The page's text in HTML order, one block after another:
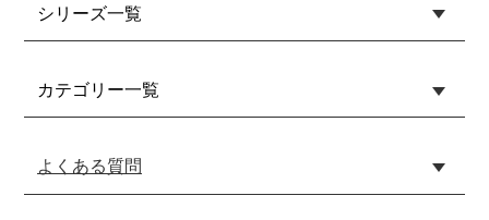
シリーズ一覧
カテゴリー一覧
よくある質問